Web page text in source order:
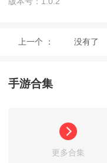
上一个 ： 没有了
手游合集
更多合集